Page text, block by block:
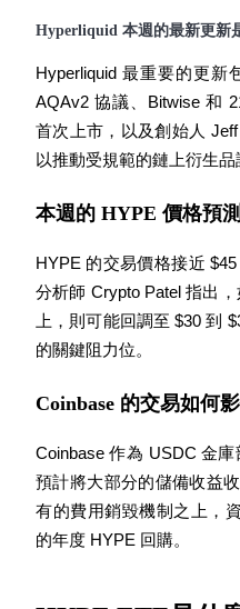
了解如何賺取穩定收入
Bitrue AI
合夥人計劃
Bitrue渠道合伙人
最高達65%佣金！
Hyperliquid 本週的最新更新
Hyperliquid 最重要的更新
AQAv2 協議、Bitwise 和
首次上市，以及創始人
以推動受規範的鏈上衍生品
本週的 HYPE 價格預
HYPE 的交易價格接近
分析師 Crypto Patel 指出
上，則可能回調至 $30 到
的關鍵阻力位。
Coinbase 的交易如何
Coinbase 作為 USDC 金
預計將大部分的儲備收益
有的費用銷毀機制之上，
的年度 HYPE 回購。